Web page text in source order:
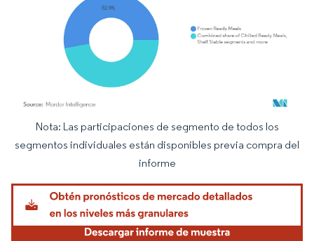
Imagen © Mordor Intelligence. El uso requiere atribución según CC BY 4.0.
Nota: Las participaciones de segmento de todos los
segmentos individuales están disponibles previa compra del
informe